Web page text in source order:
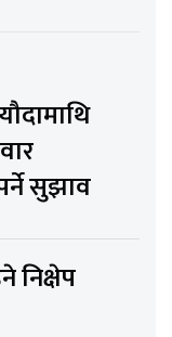
सुझाव
निक्षेप